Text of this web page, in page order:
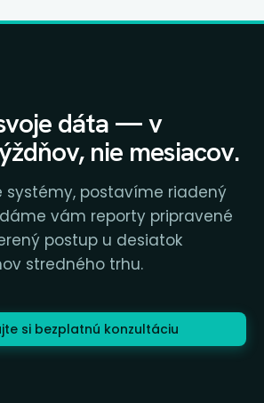
dáta — v
nie mesiacov.
systémy, postavíme riadený
vám reporty pripravené
postup u desiatok
stredného trhu.
si bezplatnú konzultáciu